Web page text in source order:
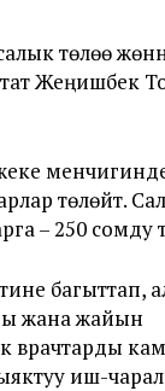
төлөө
Жеңишбек
төлөйт.
– 250 сомду
багыттап,
жана жайын
врачтарды
иш-